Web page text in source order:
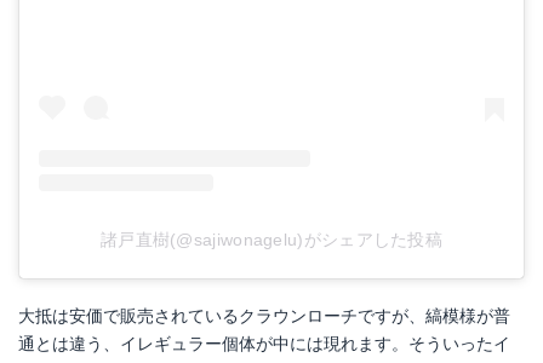
諸戸直樹(@sajiwonagelu)がシェアした投稿
大抵は安価で販売されているクラウンローチですが、縞模様が普
通とは違う、イレギュラー個体が中には現れます。そういったイ